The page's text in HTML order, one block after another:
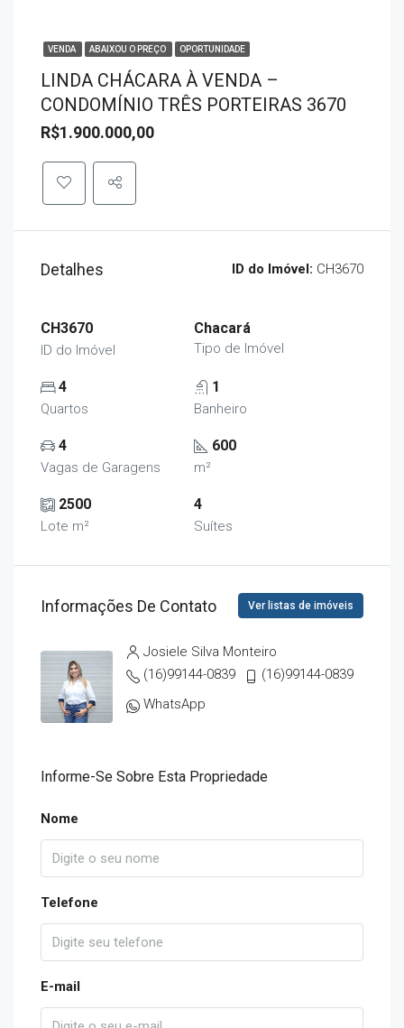
VENDA ABAIXOU O PREÇO OPORTUNIDADE
LINDA CHÁCARA À VENDA –
CONDOMÍNIO TRÊS PORTEIRAS 3670
R$1.900.000,00
Detalhes ID do Imóvel: CH3670
CH3670
ID do Imóvel
Chacará
Tipo de Imóvel
4
Quartos
1
Banheiro
4
Vagas de Garagens
600
m²
2500
Lote m²
4
Suítes
Informações De Contato Ver listas de imóveis
Josiele Silva Monteiro
(16)99144-0839
(16)99144-0839
WhatsApp
Informe-Se Sobre Esta Propriedade
Nome
Telefone
E-mail